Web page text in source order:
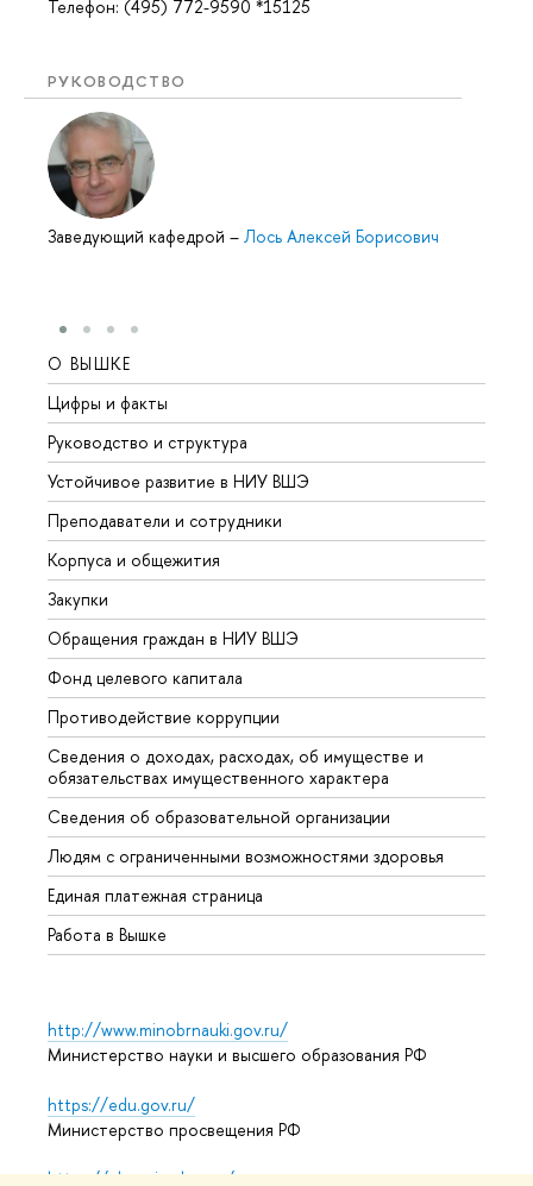
Телефон: (495) 772-9590 *15125
РУКОВОДСТВО
Заведующий кафедрой – Лось Алексей Борисович
О ВЫШКЕ
Цифры и факты
Руководство и структура
Устойчивое развитие в НИУ ВШЭ
Преподаватели и сотрудники
Корпуса и общежития
Закупки
Обращения граждан в НИУ ВШЭ
Фонд целевого капитала
Противодействие коррупции
Сведения о доходах, расходах, об имуществе и
обязательствах имущественного характера
Сведения об образовательной организации
Людям с ограниченными возможностями здоровья
Единая платежная страница
Работа в Вышке
http://www.minobrnauki.gov.ru/
Министерство науки и высшего образования РФ
https://edu.gov.ru/
Министерство просвещения РФ
https://elearning.hse.ru/mooc